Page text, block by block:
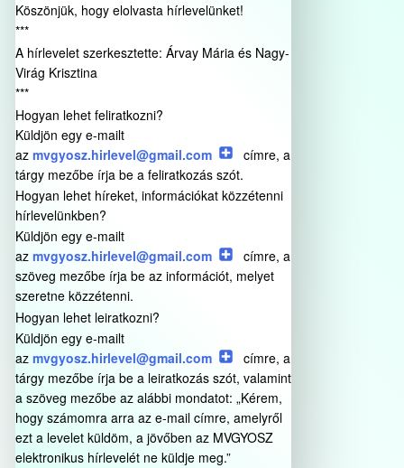
Köszönjük, hogy elolvasta hírlevelünket!
***
A hírlevelet szerkesztette: Árvay Mária és Nagy-
Virág Krisztina
***
Hogyan lehet feliratkozni?
Küldjön egy e-mailt
az mvgyosz.hirlevel@gmail.com
címre, a
tárgy mezőbe írja be a feliratkozás szót.
Hogyan lehet híreket, információkat közzétenni
hírlevelünkben?
Küldjön egy e-mailt
az mvgyosz.hirlevel@gmail.com
címre, a
szöveg mezőbe írja be az információt, melyet
szeretne közzétenni.
Hogyan lehet leiratkozni?
Küldjön egy e-mailt
az mvgyosz.hirlevel@gmail.com
címre, a
tárgy mezőbe írja be a leiratkozás szót, valamint
a szöveg mezőbe az alábbi mondatot: „Kérem,
hogy számomra arra az e-mail címre, amelyről
ezt a levelet küldöm, a jövőben az MVGYOSZ
elektronikus hírlevelét ne küldje meg.”